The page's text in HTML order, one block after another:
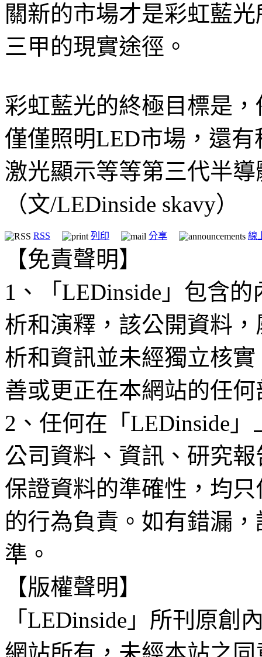
關新的市場才是彩虹藍
三甲的現實途徑。
彩虹藍光的終極目標是
僅僅照明LED市場，還
激光顯示等等第三代半
（文/LEDinside skavy）
RSS 列印 分享 線
【免責聲明】
1、「LEDinside」包含
析和演釋，該公開資料
析和資訊並未經獨立核
善或更正在本網站的任
2、任何在「LEDinside
公司資料、資訊、研究
保證資料的準確性，均
的行為負責。如有錯漏
準。
【版權聲明】
「LEDinside」所刊原創